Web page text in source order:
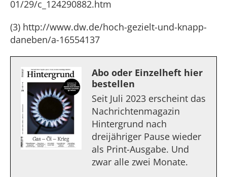
01/29/c_124290882.htm
(3) http://www.dw.de/hoch-gezielt-und-knapp-
daneben/a-16554137
Abo oder Einzelheft hier
bestellen
Seit Juli 2023 erscheint das
Nachrichtenmagazin
Hintergrund nach
dreijähriger Pause wieder
als Print-Ausgabe. Und
zwar alle zwei Monate.